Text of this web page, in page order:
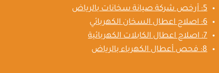
5: أرخص شركة صيانة سخانات بالرياض
6: اصلاح اعطال السخان الكهربائي
7: اصلاح اعطال الكابلات الكهربائية
8: فحص أعطال الكهرباء بالرياض